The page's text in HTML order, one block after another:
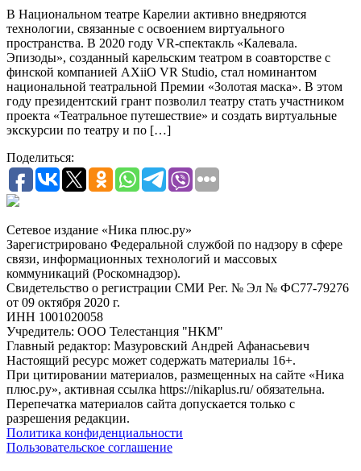
В Национальном театре Карелии активно внедряются
технологии, связанные с освоением виртуального
пространства. В 2020 году VR-спектакль «Калевала.
Эпизоды», созданный карельским театром в соавторстве с
финской компанией АXiiO VR Studio, стал номинантом
национальной театральной Премии «Золотая маска». В этом
году президентский грант позволил театру стать участником
проекта «Театральное путешествие» и создать виртуальные
экскурсии по театру и по […]
Поделиться:
Сетевое издание «Ника плюс.ру»
Зарегистрировано Федеральной службой по надзору в сфере
связи, информационных технологий и массовых
коммуникаций (Роскомнадзор).
Свидетельство о регистрации СМИ Рег. № Эл № ФС77-79276
от 09 октября 2020 г.
ИНН 1001020058
Учредитель: ООО Телестанция "НКМ"
Главный редактор: Мазуровский Андрей Афанасьевич
Настоящий ресурс может содержать материалы 16+.
При цитировании материалов, размещенных на сайте «Ника
плюс.ру», активная ссылка https://nikaplus.ru/ обязательна.
Перепечатка материалов сайта допускается только с
разрешения редакции.
Политика конфиденциальности
Пользовательское соглашение